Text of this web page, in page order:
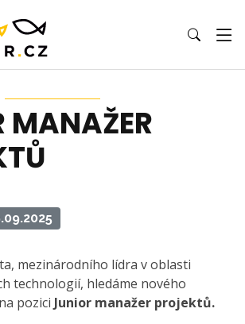
MANAŽER
mezinárodního lídra v oblasti
technologií, hledáme nového
pozici Junior manažer projektů.